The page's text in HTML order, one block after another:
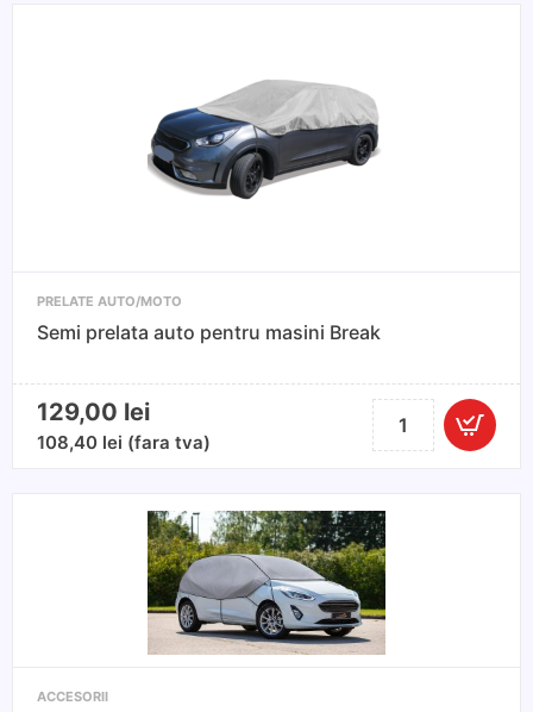
PRELATE AUTO/MOTO
Semi prelata auto pentru masini Break
129,00 lei
108,40 lei (fara tva)
Cantitate
Semi
pentru
masini
Break
ACCESORII